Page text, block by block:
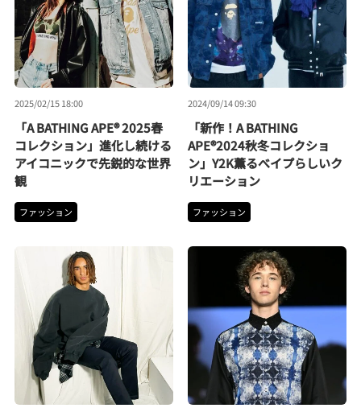
2025/02/15 18:00
「A BATHING APE® 2025春
コレクション」進化し続ける
アイコニックで先鋭的な世界
観
ファッション
2024/09/14 09:30
「新作！A BATHING
APE®2024秋冬コレクショ
ン」Y2K薫るべイプらしいク
リエーション
ファッション